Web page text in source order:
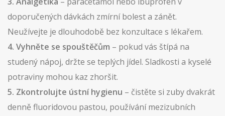
doporučených dávkách zmírní bolest a zánět.
Neužívejte je dlouhodobě bez konzultace s lékařem.
4. Vyhněte se spouštěčům – pokud vás štípá na
studený nápoj, držte se teplých jídel. Sladkosti a kyselé
potraviny mohou kaz zhoršit.
5. Zkontrolujte ústní hygienu – čistěte si zuby dvakrát
denně fluoridovou pastou, používání mezizubních